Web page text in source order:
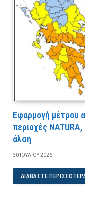
Εφαρμογή μέτρου
περιοχές
άλση
30 ΙΟΥΛΊΟΥ 2026
ΔΙΑΒΆΣΤΕ